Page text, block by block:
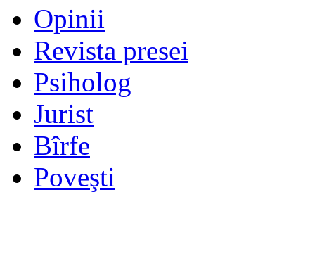
Opinii
Revista presei
Psiholog
Jurist
Bîrfe
Poveşti